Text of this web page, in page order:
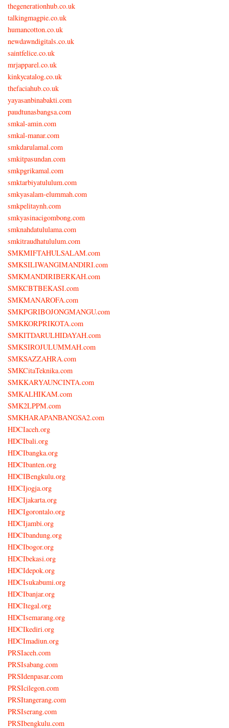
thegenerationhub.co.uk
talkingmagpie.co.uk
humancotton.co.uk
newdawndigitals.co.uk
saintfelice.co.uk
mrjapparel.co.uk
kinkycatalog.co.uk
thefaciahub.co.uk
yayasanbinabakti.com
paudtunasbangsa.com
smkal-amin.com
smkal-manar.com
smkdarulamal.com
smkitpasundan.com
smkpgrikamal.com
smktarbiyatululum.com
smkyasalam-elummah.com
smkpelitaynh.com
smkyasinacigombong.com
smknahdatululama.com
smkitraudhatululum.com
SMKMIFTAHULSALAM.com
SMKSILIWANGIMANDIRI.com
SMKMANDIRIBERKAH.com
SMKCBTBEKASI.com
SMKMANAROFA.com
SMKPGRIBOJONGMANGU.com
SMKKORPRIKOTA.com
SMKITDARULHIDAYAH.com
SMKSIROJULUMMAH.com
SMKSAZZAHRA.com
SMKCitaTeknika.com
SMKKARYAUNCINTA.com
SMKALHIKAM.com
SMK2LPPM.com
SMKHARAPANBANGSA2.com
HDCIaceh.org
HDCIbali.org
HDCIbangka.org
HDCIbanten.org
HDCIBengkulu.org
HDCIjogja.org
HDCIjakarta.org
HDCIgorontalo.org
HDCIjambi.org
HDCIbandung.org
HDCIbogor.org
HDCIbekasi.org
HDCIdepok.org
HDCIsukabumi.org
HDCIbanjar.org
HDCItegal.org
HDCIsemarang.org
HDCIkediri.org
HDCImadiun.org
PRSIaceh.com
PRSIsabang.com
PRSIdenpasar.com
PRSIcilegon.com
PRSItangerang.com
PRSIserang.com
PRSIbengkulu.com